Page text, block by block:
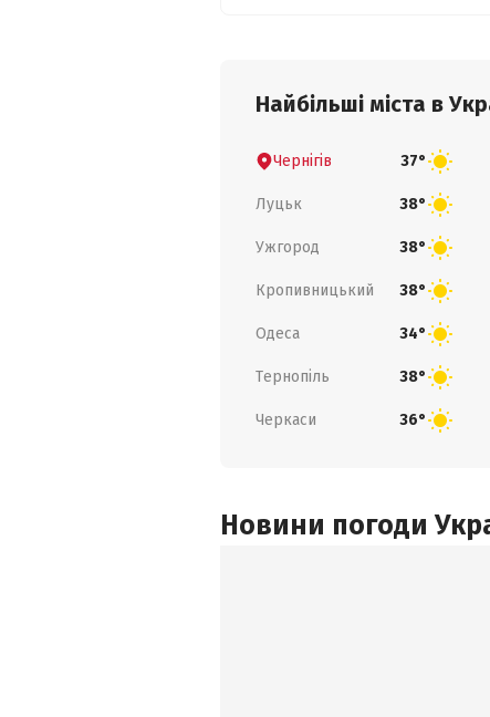
Найбільші міста в
Чернігів 37°
Луцьк 38°
Ужгород 38°
Кропивницький 38°
Одеса 34°
Тернопіль 38°
Черкаси 36°
Новини погоди